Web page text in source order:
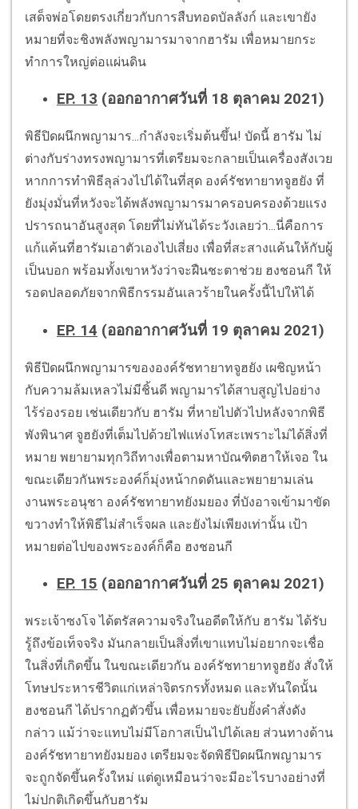
เสด็จพ่อโดยตรงเกี่ยวกับการสืบทอดบัลลังก์ และเขายัง
หมายที่จะชิงพลังพญามารมาจากฮารัม เพื่อหมายกระ
ทำการใหญ่ต่อแผ่นดิน
EP. 13 (ออกอากาศวันที่ 18 ตุลาคม 2021)
พิธีปิดผนึกพญามาร...กำลังจะเริ่มต้นขึ้น! บัดนี้ ฮารัม ไม่
ต่างกับร่างทรงพญามารที่เตรียมจะกลายเป็นเครื่องสังเวย
หากการทำพิธีลุล่วงไปได้ในที่สุด องค์รัชทายาทจูฮยัง ที่
ยังมุ่งมั่นที่หวังจะได้พลังพญามารมาครอบครองด้วยแรง
ปรารถนาอันสูงสุด โดยที่ไม่ทันได้ระวังเลยว่า...นี่คือการ
แก้แค้นที่ฮารัมเอาตัวเองไปเสี่ยง เพื่อที่สะสางแค้นให้กับผู้
เป็นบอก พร้อมทั้งเขาหวังว่าจะฝืนชะตาช่วย ฮงชอนกี ให้
รอดปลอดภัยจากพิธีกรรมอันเลวร้ายในครั้งนี้ไปให้ได้
EP. 14 (ออกอากาศวันที่ 19 ตุลาคม 2021)
พิธีปิดผนึกพญามารขององค์รัชทายาทจูฮยัง เผชิญหน้า
กับความล้มเหลวไม่มีชิ้นดี พญามารได้สาบสูญไปอย่าง
ไร้ร่องรอย เช่นเดียวกับ ฮารัม ที่หายไปตัวไปหลังจากพิธี
พังพินาศ จูฮยังที่เต็มไปด้วยไฟแห่งโทสะเพราะไม่ได้สิ่งที่
หมาย พยายามทุกวิถีทางเพื่อตามหาบัณฑิตฮาให้เจอ ใน
ขณะเดียวกันพระองค์ก็มุ่งหน้ากดดันและพยายามเล่น
งานพระอนุชา องค์รัชทายาทยังมยอง ที่บังอาจเข้ามาขัด
ขวางทำให้พิธีไม่สำเร็จผล และยังไม่เพียงเท่านั้น เป้า
หมายต่อไปของพระองค์ก็คือ ฮงชอนกี
EP. 15 (ออกอากาศวันที่ 25 ตุลาคม 2021)
พระเจ้าซงโจ ได้ตรัสความจริงในอดีตให้กับ ฮารัม ได้รับ
รู้ถึงข้อเท็จจริง มันกลายเป็นสิ่งที่เขาแทบไม่อยากจะเชื่อ
ในสิ่งที่เกิดขึ้น ในขณะเดียวกัน องค์รัชทายาทจูฮยัง สั่งให้
โทษประหารชีวิตแก่เหล่าจิตรกรทั้งหมด และทันใดนั้น
ฮงชอนกี ได้ปรากฏตัวขึ้น เพื่อหมายจะยับยั้งคำสั่งดัง
กล่าว แม้ว่าจะแทบไม่มีโอกาสเป็นไปได้เลย ส่วนทางด้าน
องค์รัชทายาทยังมยอง เตรียมจะจัดพิธีปิดผนึกพญามาร
จะถูกจัดขึ้นครั้งใหม่ แต่ดูเหมือนว่าจะมีอะไรบางอย่างที่
ไม่ปกติเกิดขึ้นกับฮารัม